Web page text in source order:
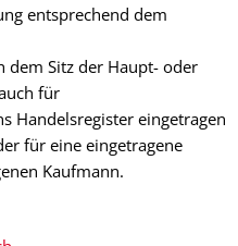
entsprechend dem
dem Sitz der Haupt- oder
für
Handelsregister eingetragen
für eine eingetragene
Kaufmann.